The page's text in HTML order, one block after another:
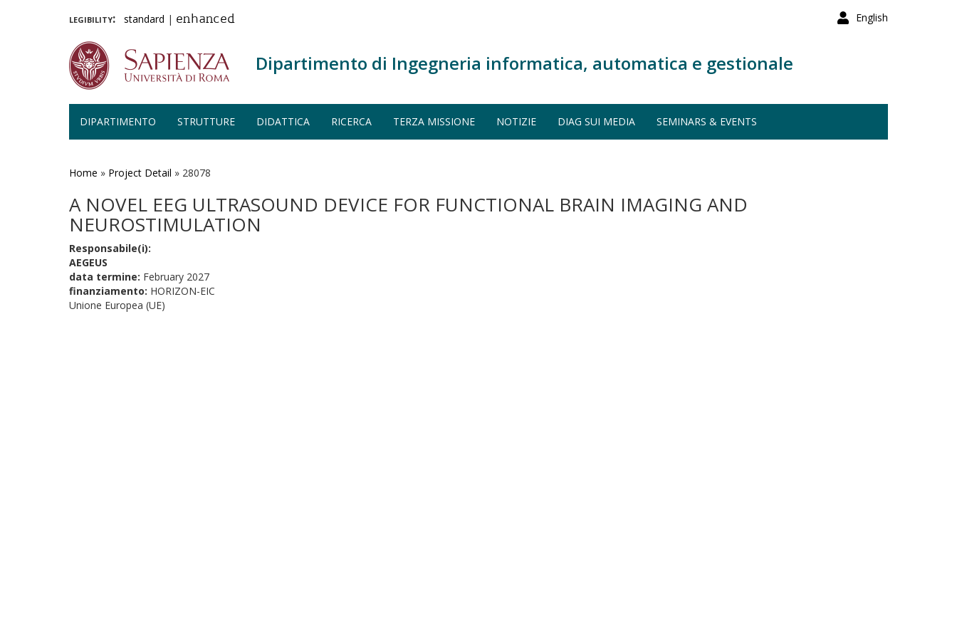
English
legibility: standard | enhanced
Dipartimento di Ingegneria informatica, automatica e gestionale
DIPARTIMENTO STRUTTURE DIDATTICA RICERCA TERZA MISSIONE NOTIZIE DIAG SUI MEDIA SEMINARS & EVENTS
Home » Project Detail » 28078
A NOVEL EEG ULTRASOUND DEVICE FOR FUNCTIONAL BRAIN IMAGING AND
NEUROSTIMULATION
Responsabile(i):
AEGEUS
data termine: February 2027
finanziamento: HORIZON-EIC
Unione Europea (UE)